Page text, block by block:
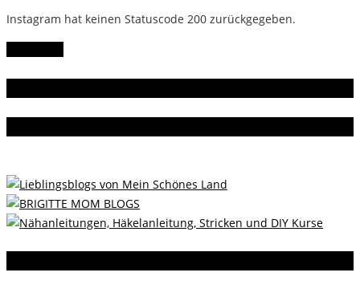
Instagram hat keinen Statuscode 200 zurückgegeben.